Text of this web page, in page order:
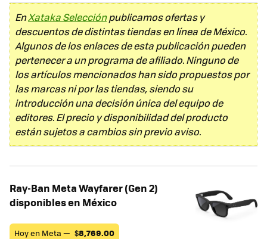
EnXataka Selecciónpublicamos ofertas y
descuentos de distintas tiendas en línea de México.
Algunos de los enlaces de esta publicación pueden
pertenecer a un programa de afiliado. Ninguno de
los artículos mencionados han sido propuestos por
las marcas ni por las tiendas, siendo su
introducción una decisión única del equipo de
editores. El precio y disponibilidad del producto
están sujetos a cambios sin previo aviso.
Ray-Ban Meta Wayfarer (Gen 2)
disponibles en México
Hoy en Meta — $8,769.00